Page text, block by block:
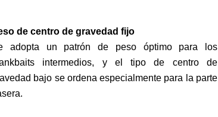
de centro de gravedad fijo
adopta un patrón de peso óptimo para los
intermedios, y el tipo de centro de
bajo se ordena especialmente para la parte